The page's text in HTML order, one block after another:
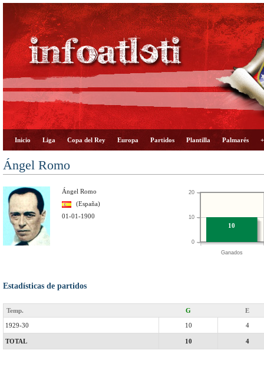
Inicio Liga Copa del Rey Europa Partidos Plantilla Palmarés
Ángel Romo
Ganados
0
10
20
10
Ángel Romo
(España)
01-01-1900
Estadísticas de partidos
Temp. G E
1929-30 10 4
TOTAL 10 4